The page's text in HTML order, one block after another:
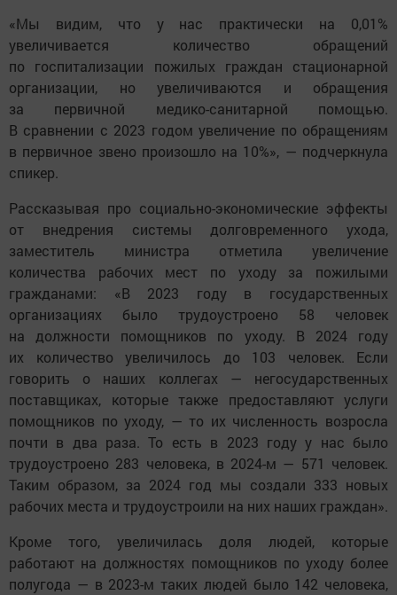
«Мы видим, что у нас практически на 0,01%
увеличивается количество обращений
по госпитализации пожилых граждан стационарной
организации, но увеличиваются и обращения
за первичной медико-санитарной помощью.
В сравнении с 2023 годом увеличение по обращениям
в первичное звено произошло на 10%», — подчеркнула
спикер.
Рассказывая про социально-экономические эффекты
от внедрения системы долговременного ухода,
заместитель министра отметила увеличение
количества рабочих мест по уходу за пожилыми
гражданами: «В 2023 году в государственных
организациях было трудоустроено 58 человек
на должности помощников по уходу. В 2024 году
их количество увеличилось до 103 человек. Если
говорить о наших коллегах — негосударственных
поставщиках, которые также предоставляют услуги
помощников по уходу, — то их численность возросла
почти в два раза. То есть в 2023 году у нас было
трудоустроено 283 человека, в 2024-м — 571 человек.
Таким образом, за 2024 год мы создали 333 новых
рабочих места и трудоустроили на них наших граждан».
Кроме того, увеличилась доля людей, которые
работают на должностях помощников по уходу более
полугода — в 2023-м таких людей было 142 человека,